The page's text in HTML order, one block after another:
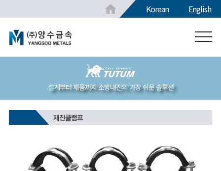
Korean English
설계부터 제품까지 소방내진의 가장 쉬운 솔루션
재진클램프